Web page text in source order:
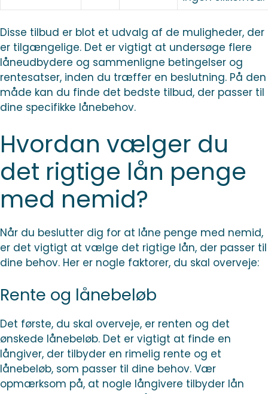
Disse tilbud er blot et udvalg af de muligheder, der
er tilgængelige. Det er vigtigt at undersøge flere
låneudbydere og sammenligne betingelser og
rentesatser, inden du træffer en beslutning. På den
måde kan du finde det bedste tilbud, der passer til
dine specifikke lånebehov.
Hvordan vælger du
det rigtige lån penge
med nemid?
Når du beslutter dig for at låne penge med nemid,
er det vigtigt at vælge det rigtige lån, der passer til
dine behov. Her er nogle faktorer, du skal overveje:
Rente og lånebeløb
Det første, du skal overveje, er renten og det
ønskede lånebeløb. Det er vigtigt at finde en
långiver, der tilbyder en rimelig rente og et
lånebeløb, som passer til dine behov. Vær
opmærksom på, at nogle långivere tilbyder lån